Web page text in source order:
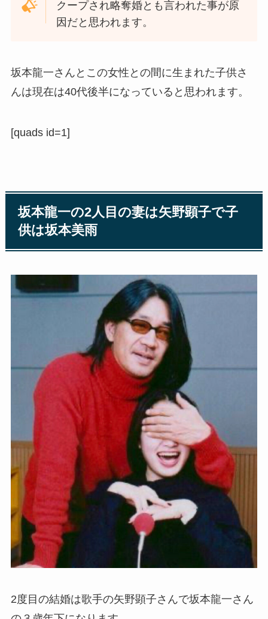
クープされ略奪婚とも言われた事が原
因だと思われます。
坂本龍一さんとこの女性との間に生まれた子供さ
んは現在は40代後半になっていると思われます。
[quads id=1]
坂本龍一の2人目の妻は矢野顕子で子
供は坂本美雨
2度目の結婚は歌手の矢野顕子さんで坂本龍一さん